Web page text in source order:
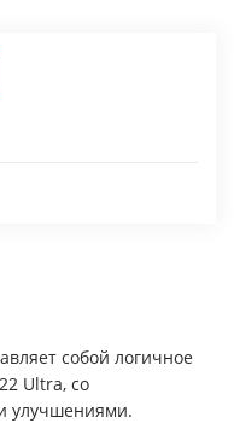
собой логичное
Ultra, со
улучшениями.